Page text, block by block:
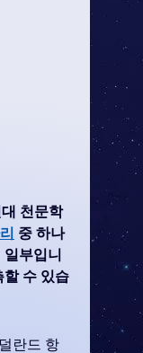
천문학
중 하나
일부입니
할 수 있습
란드 항